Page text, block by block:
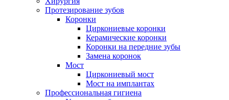
Протезирование зубов
Коронки
Циркониевые коронки
Керамические коронки
Коронки на передние зубы
Замена коронок
Мост
Циркониевый мост
Мост на имплантах
Профессиональная гигиена